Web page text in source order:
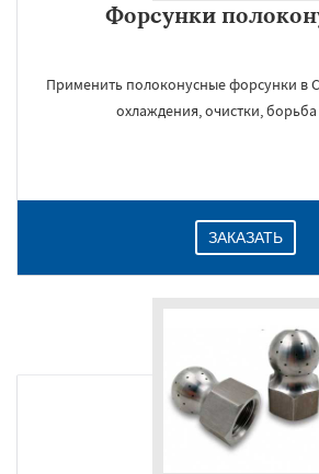
Форсунки
Применить полоконусные форсунки в
охлаждения, очистки,
ЗАКАЗАТЬ
Даю согласие на обработку